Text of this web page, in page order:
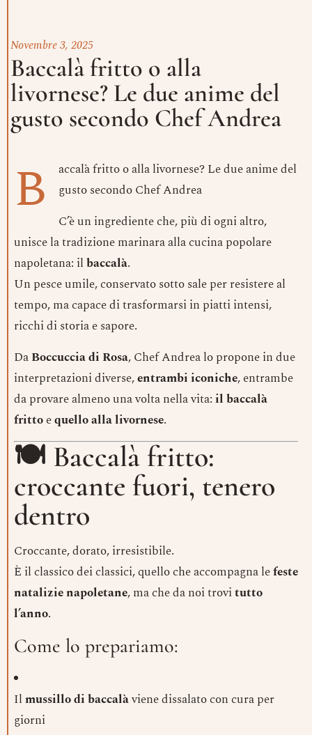
Novembre 3, 2025
Baccalà fritto o alla
livornese? Le due anime del
gusto secondo Chef Andrea
B
accalà fritto o alla livornese? Le due anime del
gusto secondo Chef Andrea
C’è un ingrediente che, più di ogni altro,
unisce la tradizione marinara alla cucina popolare
napoletana: ilbaccalà.
Un pesce umile, conservato sotto sale per resistere al
tempo, ma capace di trasformarsi in piatti intensi,
ricchi di storia e sapore.
DaBoccuccia di Rosa, Chef Andrea lo propone in due
interpretazioni diverse,entrambi iconiche, entrambe
da provare almeno una volta nella vita:il baccalà
frittoequello alla livornese.
🍽 Baccalà fritto:
croccante fuori, tenero
dentro
Croccante, dorato, irresistibile.
È il classico dei classici, quello che accompagna lefeste
natalizie napoletane, ma che da noi trovitutto
l’anno.
Come lo prepariamo:
Ilmussillo di baccalàviene dissalato con cura per
giorni